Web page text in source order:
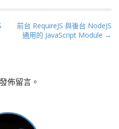
前台 RequireJS 與後台 NodeJS
通用的 JavaScript Module →
佈留言。